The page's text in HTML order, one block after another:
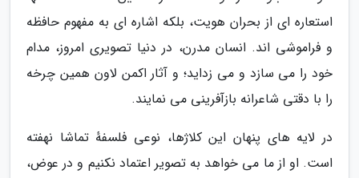
استعاره ای از بحران هویت، بلکه اشاره ای به مفهوم حافظه
و فراموشی اند. انسان مدرن، در دنیا تصویری امروز، مدام
خود را می سازد و می زداید؛ و آثار اکمن لاون همین چرخه
را با دقتی شاعرانه بازآفرینی می نمایند.
در لایه های پنهان این کلاژها، نوعی فلسفهٔ تماشا نهفته
است. او از ما می خواهد به تصویر اعتماد نکنیم و در عوض،